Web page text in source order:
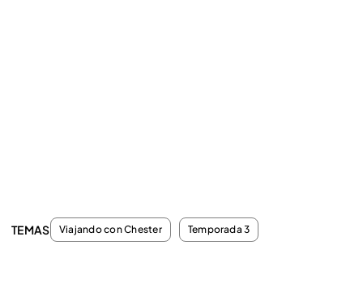
TEMAS Viajando con Chester Temporada 3